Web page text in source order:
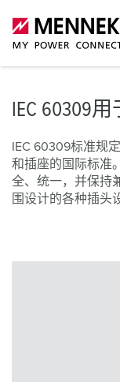
IEC 60309
IEC 60309标准规
和插座的国际标准
全、统一，并保持
围设计的各种插头